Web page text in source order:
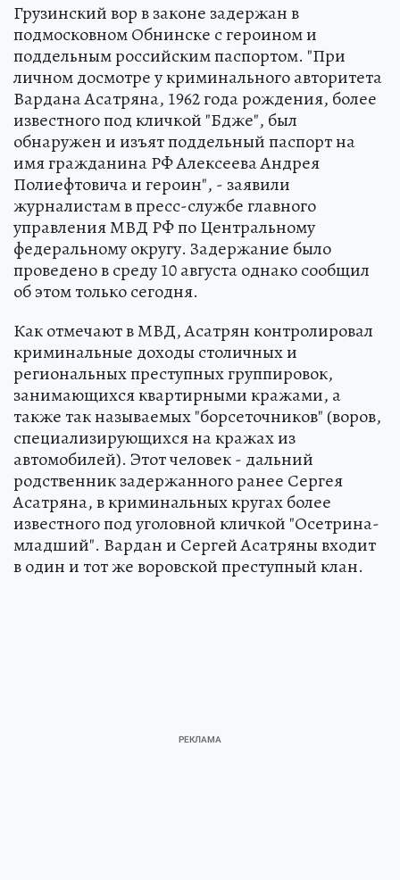
Грузинский вор в законе задержан в
подмосковном Обнинске с героином и
поддельным российским паспортом. "При
личном досмотре у криминального авторитета
Вардана Асатряна, 1962 года рождения, более
известного под кличкой "Бдже", был
обнаружен и изъят поддельный паспорт на
имя гражданина РФ Алексеева Андрея
Полиефтовича и героин", - заявили
журналистам в пресс-службе главного
управления МВД РФ по Центральному
федеральному округу. Задержание было
проведено в среду 10 августа однако сообщил
об этом только сегодня.
Как отмечают в МВД, Асатрян контролировал
криминальные доходы столичных и
региональных преступных группировок,
занимающихся квартирными кражами, а
также так называемых "борсеточников" (воров,
специализирующихся на кражах из
автомобилей). Этот человек - дальний
родственник задержанного ранее Сергея
Асатряна, в криминальных кругах более
известного под уголовной кличкой "Осетрина-
младший". Вардан и Сергей Асатряны входит
в один и тот же воровской преступный клан.